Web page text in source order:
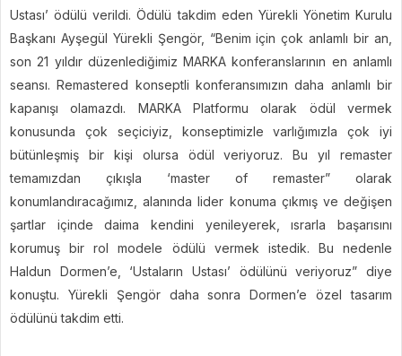
Ustası’ ödülü verildi. Ödülü takdim eden Yürekli Yönetim Kurulu
Başkanı Ayşegül Yürekli Şengör, “Benim için çok anlamlı bir an,
son 21 yıldır düzenlediğimiz MARKA konferanslarının en anlamlı
seansı. Remastered konseptli konferansımızın daha anlamlı bir
kapanışı olamazdı. MARKA Platformu olarak ödül vermek
konusunda çok seçiciyiz, konseptimizle varlığımızla çok iyi
bütünleşmiş bir kişi olursa ödül veriyoruz. Bu yıl remaster
temamızdan çıkışla ‘master of remaster” olarak
konumlandıracağımız, alanında lider konuma çıkmış ve değişen
şartlar içinde daima kendini yenileyerek, ısrarla başarısını
korumuş bir rol modele ödülü vermek istedik. Bu nedenle
Haldun Dormen’e, ‘Ustaların Ustası’ ödülünü veriyoruz” diye
konuştu. Yürekli Şengör daha sonra Dormen’e özel tasarım
ödülünü takdim etti.